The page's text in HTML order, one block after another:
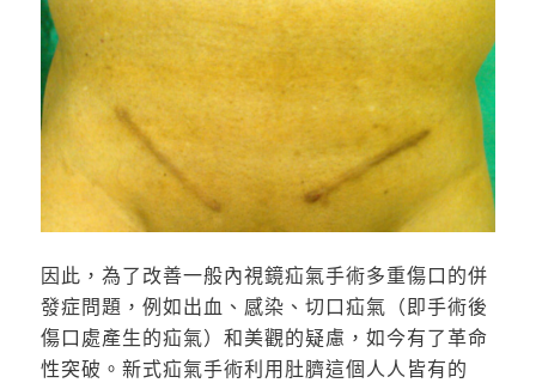
因此，為了改善一般內視鏡疝氣手術多重傷口的併
發症問題，例如出血、感染、切口疝氣（即手術後
傷口處產生的疝氣）和美觀的疑慮，如今有了革命
性突破。新式疝氣手術利用肚臍這個人人皆有的